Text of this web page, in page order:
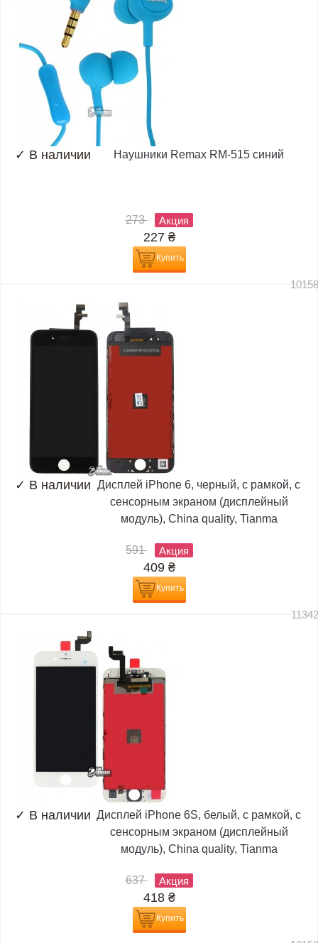
✓ В наличии Наушники Remax RM-515 синий
273 Акция
227 ₴
Купить
✓ В наличии Дисплей iPhone 6, черный, с рамкой, с
сенсорным экраном (дисплейный
модуль), China quality, Tianma
591 Акция
409 ₴
Купить
✓ В наличии Дисплей iPhone 6S, белый, с рамкой, с
сенсорным экраном (дисплейный
модуль), China quality, Tianma
637 Акция
418 ₴
Купить